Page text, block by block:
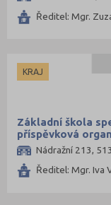
Ředitel: Mgr.
KRAJ
Základní škola
příspěvková
Nádražní 213,
Ředitel: Mgr. Iva